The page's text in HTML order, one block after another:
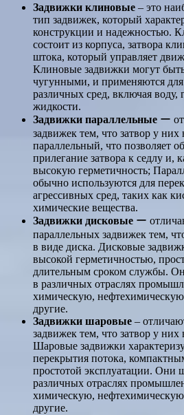
Задвижки клиновые ‒ это
тип задвижек, который
конструкции и надежностью.
состоит из корпуса, затвора
штока, который управляет
Клиновые задвижки могут
чугунными, и применяются для
различных сред, включая воду,
жидкости.
Задвижки параллельные ー
задвижек тем, что затвор у них
параллельный, что позволяет
прилегание затвора к седлу и,
высокую герметичность;
обычно используются для
агрессивных сред, таких как
химические вещества.
Задвижки дисковые ー
параллельных задвижек тем,
в виде диска. Дисковые
высокой герметичностью,
длительным сроком службы.
в различных отраслях
химическую,
другие.
Задвижки шаровые ‒
задвижек тем, что затвор у
Шаровые задвижки
перекрытия потока,
простотой эксплуатации. Они
различных отраслях
химическую,
другие.